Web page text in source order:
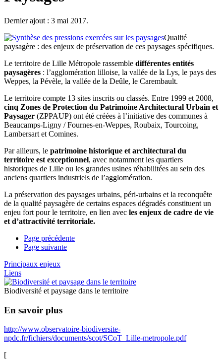
Dernier ajout : 3 mai 2017.
Qualité
paysagère : des enjeux de préservation de ces paysages spécifiques.
Le territoire de Lille Métropole rassemble différentes entités
paysagères : l’agglomération lilloise, la vallée de la Lys, le pays des
Weppes, la Pévèle, la vallée de la Deûle, le Carembault.
Le territoire compte 13 sites inscrits ou classés. Entre 1999 et 2008,
cinq Zones de Protection du Patrimoine Architectural Urbain et
Paysager (ZPPAUP) ont été créées à l’initiative des communes à
Beaucamps-Ligny / Fournes-en-Weppes, Roubaix, Tourcoing,
Lambersart et Comines.
Par ailleurs, le patrimoine historique et architectural du
territoire est exceptionnel, avec notamment les quartiers
historiques de Lille ou les grandes usines réhabilitées au sein des
anciens quartiers industriels de l’agglomération.
La préservation des paysages urbains, péri-urbains et la reconquête
de la qualité paysagère de certains espaces dégradés constituent un
enjeu fort pour le territoire, en lien avec les enjeux de cadre de vie
et d’attractivité territoriale.
Page précédente
Page suivante
Principaux enjeux
Liens
Biodiversité et paysage dans le territoire
En savoir plus
http://www.observatoire-biodiversite-
npdc.fr/fichiers/documents/scot/SCoT_Lille-metropole.pdf
[